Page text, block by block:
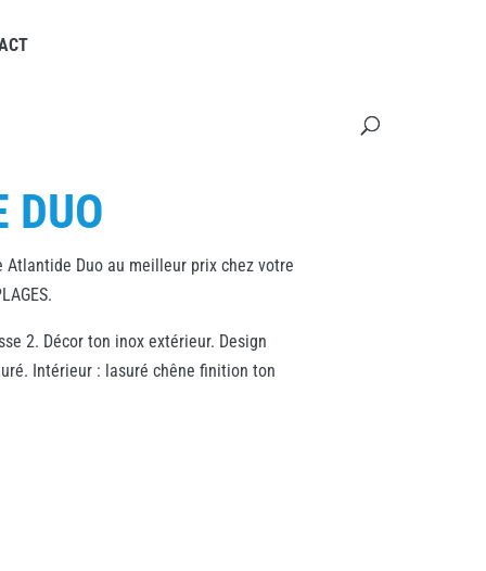
DUO
Atlantide Duo au meilleur prix chez votre
2. Décor ton inox extérieur. Design
Intérieur : lasuré chêne finition ton